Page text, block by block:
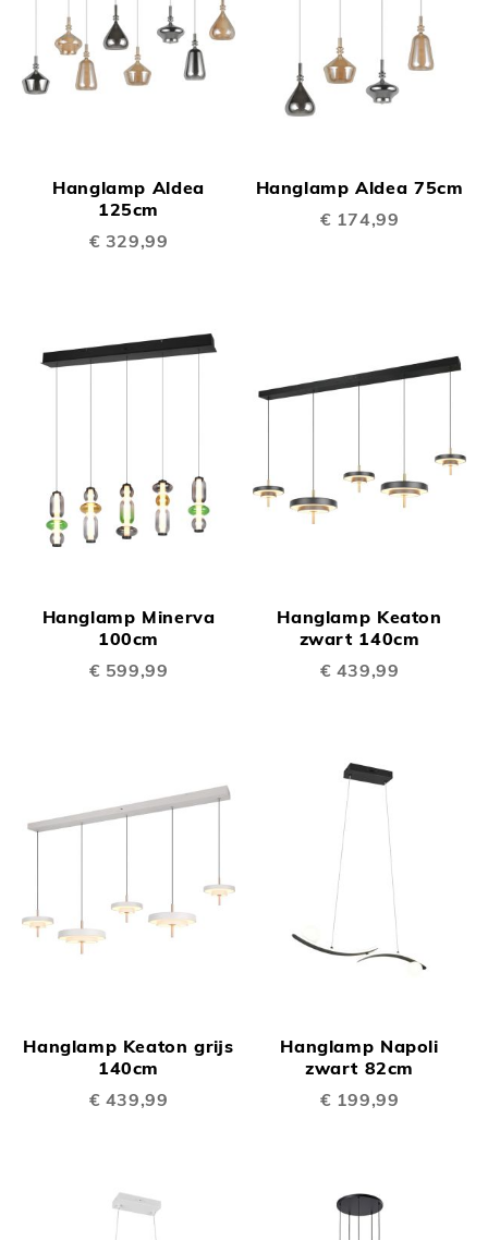
Hanglamp Aldea
125cm
€ 329,99
Hanglamp Aldea 75cm
€ 174,99
Hanglamp Minerva
100cm
€ 599,99
Hanglamp Keaton
zwart 140cm
€ 439,99
Hanglamp Keaton grijs
140cm
€ 439,99
Hanglamp Napoli
zwart 82cm
€ 199,99